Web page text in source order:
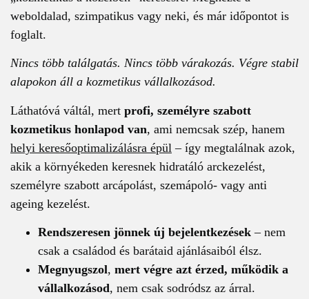
weboldalad, szimpatikus vagy neki, és már időpontot is
foglalt.
Nincs több találgatás. Nincs több várakozás. Végre stabil
alapokon áll a kozmetikus vállalkozásod.
Láthatóvá váltál, mert profi, személyre szabott
kozmetikus honlapod van, ami nemcsak szép, hanem
helyi keresőoptimalizálásra épül – így megtalálnak azok,
akik a környékeden keresnek hidratáló arckezelést,
személyre szabott arcápolást, szemápoló- vagy anti
ageing kezelést.
Rendszeresen jönnek új bejelentkezések – nem
csak a családod és barátaid ajánlásaiból élsz.
Megnyugszol, mert végre azt érzed, működik a
vállalkozásod, nem csak sodródsz az árral.